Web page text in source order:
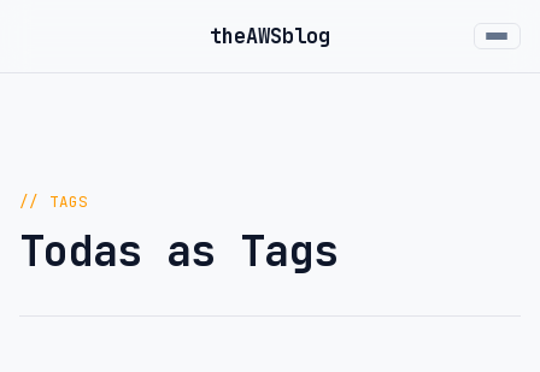
theAWSblog
// TAGS
Todas as Tags